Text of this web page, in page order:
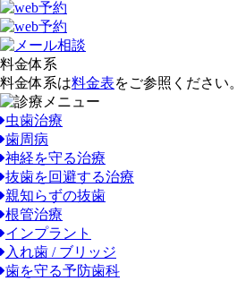
料金体系
料金体系は料金表をご参照ください。
虫歯治療
歯周病
神経を守る治療
抜歯を回避する治療
親知らずの抜歯
根管治療
インプラント
入れ歯 / ブリッジ
歯を守る予防歯科